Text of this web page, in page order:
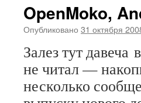
OpenMoko,
Опубликовано 31 октября
Залез тут давеча
не читал —
несколько